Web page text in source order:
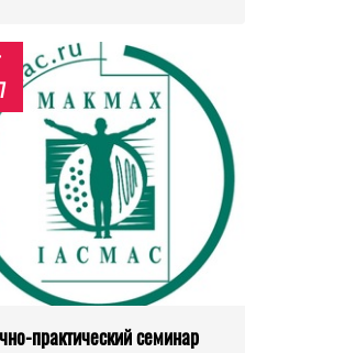
практический семинар